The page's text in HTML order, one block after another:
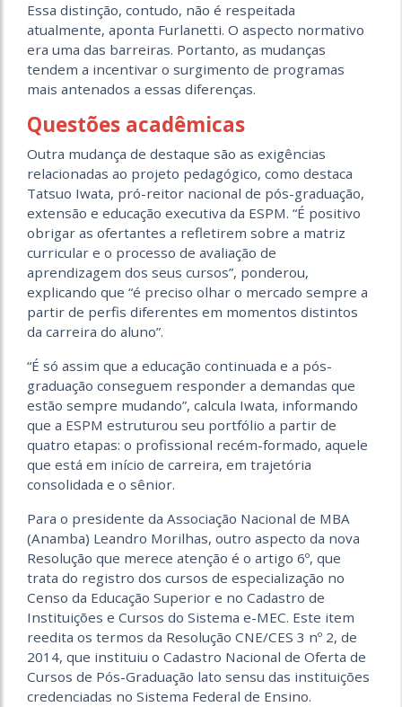
Essa distinção, contudo, não é respeitada
atualmente, aponta Furlanetti. O aspecto normativo
era uma das barreiras. Portanto, as mudanças
tendem a incentivar o surgimento de programas
mais antenados a essas diferenças.
Questões acadêmicas
Outra mudança de destaque são as exigências
relacionadas ao projeto pedagógico, como destaca
Tatsuo Iwata, pró-reitor nacional de pós-graduação,
extensão e educação executiva da ESPM. “É positivo
obrigar as ofertantes a refletirem sobre a matriz
curricular e o processo de avaliação de
aprendizagem dos seus cursos”, ponderou,
explicando que “é preciso olhar o mercado sempre a
partir de perfis diferentes em momentos distintos
da carreira do aluno”.
“É só assim que a educação continuada e a pós-
graduação conseguem responder a demandas que
estão sempre mudando”, calcula Iwata, informando
que a ESPM estruturou seu portfólio a partir de
quatro etapas: o profissional recém-formado, aquele
que está em início de carreira, em trajetória
consolidada e o sênior.
Para o presidente da Associação Nacional de MBA
(Anamba) Leandro Morilhas, outro aspecto da nova
Resolução que merece atenção é o artigo 6º, que
trata do registro dos cursos de especialização no
Censo da Educação Superior e no Cadastro de
Instituições e Cursos do Sistema e-MEC. Este item
reedita os termos da Resolução CNE/CES 3 nº 2, de
2014, que instituiu o Cadastro Nacional de Oferta de
Cursos de Pós-Graduação lato sensu das instituições
credenciadas no Sistema Federal de Ensino.